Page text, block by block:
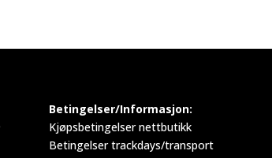
Betingelser/Informasjon:
Kjøpsbetingelser nettbutikk
Betingelser trackdays/transport